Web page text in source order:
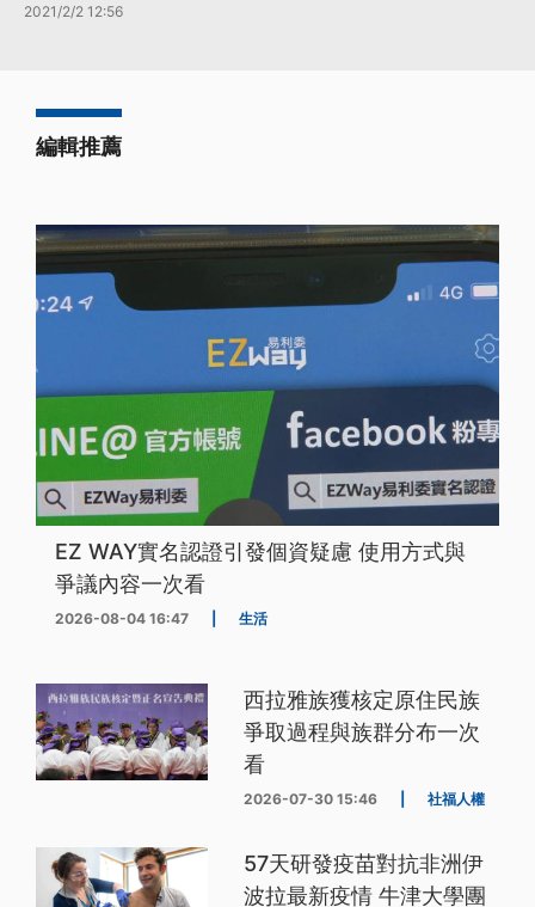
2021/2/2 12:56
編輯推薦
EZ WAY實名認證引發個資疑慮 使用方式與
爭議內容一次看
2026-08-04 16:47 生活
西拉雅族獲核定原住民族
爭取過程與族群分布一次
看
2026-07-30 15:46 社福人權
57天研發疫苗對抗非洲伊
波拉最新疫情 牛津大學團